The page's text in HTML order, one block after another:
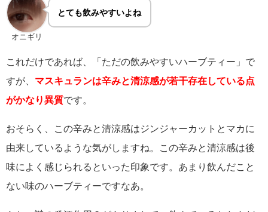
オニギリ
とても飲みやすいよね
これだけであれば、「ただの飲みやすいハーブティー」で
すが、 マスキュランは辛みと清涼感が若干存在している点
がかなり異質です。
おそらく、この辛みと清涼感はジンジャーカットとマカに
由来しているような気がしますね。この辛みと清涼感は後
味によく感じられるといった印象です。あまり飲んだこと
ない味のハーブティーですなあ。